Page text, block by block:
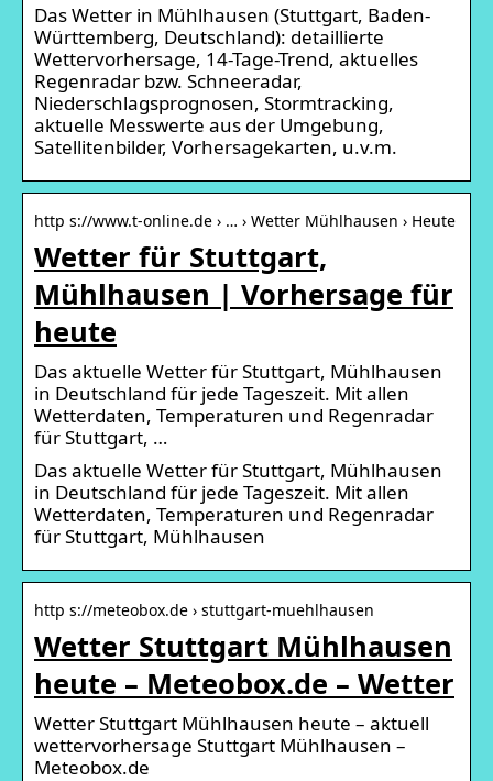
Das Wetter in Mühlhausen (Stuttgart, Baden-
Württemberg, Deutschland): detaillierte
Wettervorhersage, 14-Tage-Trend, aktuelles
Regenradar bzw. Schneeradar,
Niederschlagsprognosen, Stormtracking,
aktuelle Messwerte aus der Umgebung,
Satellitenbilder, Vorhersagekarten, u.v.m.
http s://www.t-online.de › … › Wetter Mühlhausen › Heute
Wetter für Stuttgart,
Mühlhausen | Vorhersage für
heute
Das aktuelle Wetter für Stuttgart, Mühlhausen
in Deutschland für jede Tageszeit. Mit allen
Wetterdaten, Temperaturen und Regenradar
für Stuttgart, …
Das aktuelle Wetter für Stuttgart, Mühlhausen
in Deutschland für jede Tageszeit. Mit allen
Wetterdaten, Temperaturen und Regenradar
für Stuttgart, Mühlhausen
http s://meteobox.de › stuttgart-muehlhausen
Wetter Stuttgart Mühlhausen
heute – Meteobox.de – Wetter
Wetter Stuttgart Mühlhausen heute – aktuell
wettervorhersage Stuttgart Mühlhausen –
Meteobox.de